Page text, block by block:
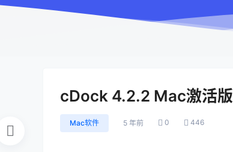
cDock 4.2.2 Mac激活版
Mac软件 5 年前 0 446